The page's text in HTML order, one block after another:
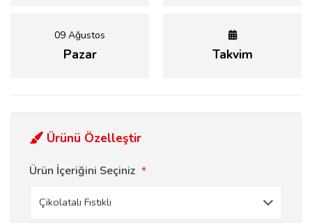
09 Ağustos
Pazar Takvim
Ürünü Özelleştir
Ürün İçeriğini Seçiniz *